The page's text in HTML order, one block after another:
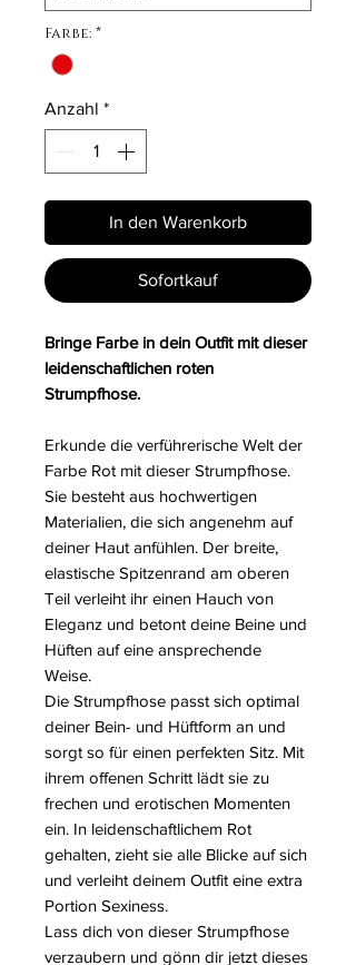
Farbe: *
Anzahl *
In den Warenkorb
Sofortkauf
Bringe Farbe in dein Outfit mit dieser
leidenschaftlichen roten
Strumpfhose.
Erkunde die verführerische Welt der
Farbe Rot mit dieser Strumpfhose.
Sie besteht aus hochwertigen
Materialien, die sich angenehm auf
deiner Haut anfühlen. Der breite,
elastische Spitzenrand am oberen
Teil verleiht ihr einen Hauch von
Eleganz und betont deine Beine und
Hüften auf eine ansprechende
Weise.
Die Strumpfhose passt sich optimal
deiner Bein- und Hüftform an und
sorgt so für einen perfekten Sitz. Mit
ihrem offenen Schritt lädt sie zu
frechen und erotischen Momenten
ein. In leidenschaftlichem Rot
gehalten, zieht sie alle Blicke auf sich
und verleiht deinem Outfit eine extra
Portion Sexiness.
Lass dich von dieser Strumpfhose
verzaubern und gönn dir jetzt dieses